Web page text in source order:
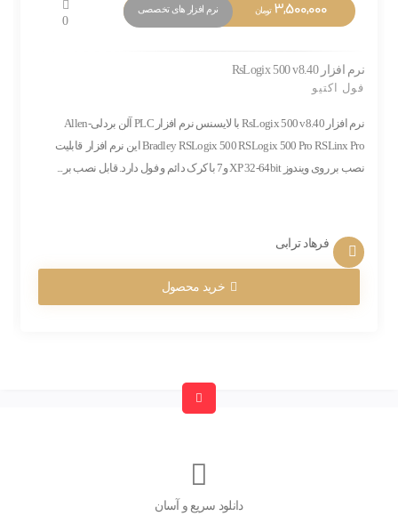
3,500,000 تومان نرم افزار های تخصصی
0
نرم افزار RsLogix 500 v8.40
فول اکتیو
نرم افزار RsLogix 500 v8.40 با لایسنس نرم افزار PLC آلن بردلی-Allen
Bradley RSLogix 500 RSLogix 500 Pro RSLinx Pro این نرم افزار قابلیت
نصب بر روی ویندوز XP 32-64bit و7 با کرک دائم و فول دارد. قابل نصب بر...
فرهاد ترابی
خرید محصول
دانلود سریع و آسان